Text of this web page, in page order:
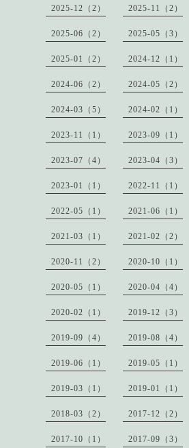
2025-12（2） 2025-11（2）
2025-06（2） 2025-05（3）
2025-01（2） 2024-12（1）
2024-06（2） 2024-05（2）
2024-03（5） 2024-02（1）
2023-11（1） 2023-09（1）
2023-07（4） 2023-04（3）
2023-01（1） 2022-11（1）
2022-05（1） 2021-06（1）
2021-03（1） 2021-02（2）
2020-11（2） 2020-10（1）
2020-05（1） 2020-04（4）
2020-02（1） 2019-12（3）
2019-09（4） 2019-08（4）
2019-06（1） 2019-05（1）
2019-03（1） 2019-01（1）
2018-03（2） 2017-12（2）
2017-10（1） 2017-09（3）